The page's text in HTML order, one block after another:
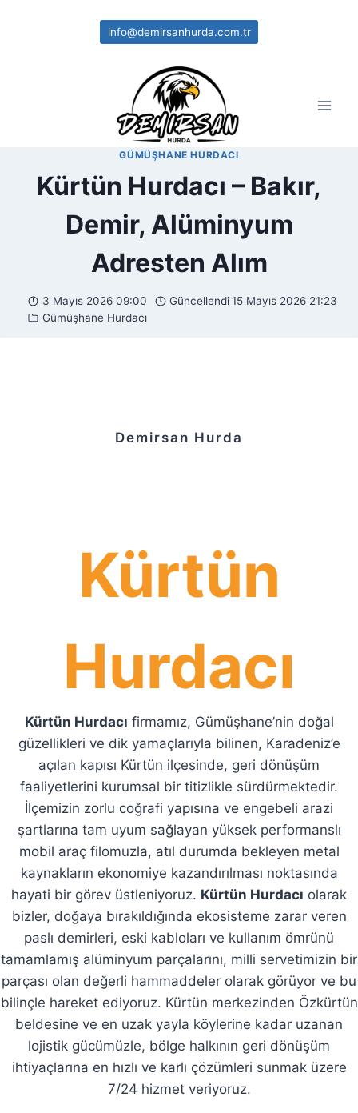
info@demirsanhurda.com.tr
GÜMÜŞHANE HURDACI
Kürtün Hurdacı – Bakır,
Demir, Alüminyum
Adresten Alım
3 Mayıs 2026 09:00 Güncellendi 15 Mayıs 2026 21:23
Gümüşhane Hurdacı
Demirsan Hurda
Kürtün
Hurdacı
Kürtün Hurdacı firmamız, Gümüşhane’nin doğal
güzellikleri ve dik yamaçlarıyla bilinen, Karadeniz’e
açılan kapısı Kürtün ilçesinde, geri dönüşüm
faaliyetlerini kurumsal bir titizlikle sürdürmektedir.
İlçemizin zorlu coğrafi yapısına ve engebeli arazi
şartlarına tam uyum sağlayan yüksek performanslı
mobil araç filomuzla, atıl durumda bekleyen metal
kaynakların ekonomiye kazandırılması noktasında
hayati bir görev üstleniyoruz. Kürtün Hurdacı olarak
bizler, doğaya bırakıldığında ekosisteme zarar veren
paslı demirleri, eski kabloları ve kullanım ömrünü
tamamlamış alüminyum parçalarını, milli servetimizin bir
parçası olan değerli hammaddeler olarak görüyor ve bu
bilinçle hareket ediyoruz. Kürtün merkezinden Özkürtün
beldesine ve en uzak yayla köylerine kadar uzanan
lojistik gücümüzle, bölge halkının geri dönüşüm
ihtiyaçlarına en hızlı ve karlı çözümleri sunmak üzere
7/24 hizmet veriyoruz.